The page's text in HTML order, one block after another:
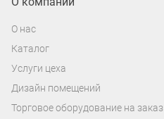
О нас
Каталог
Услуги цеха
Дизайн помещений
Торговое оборудование на заказ